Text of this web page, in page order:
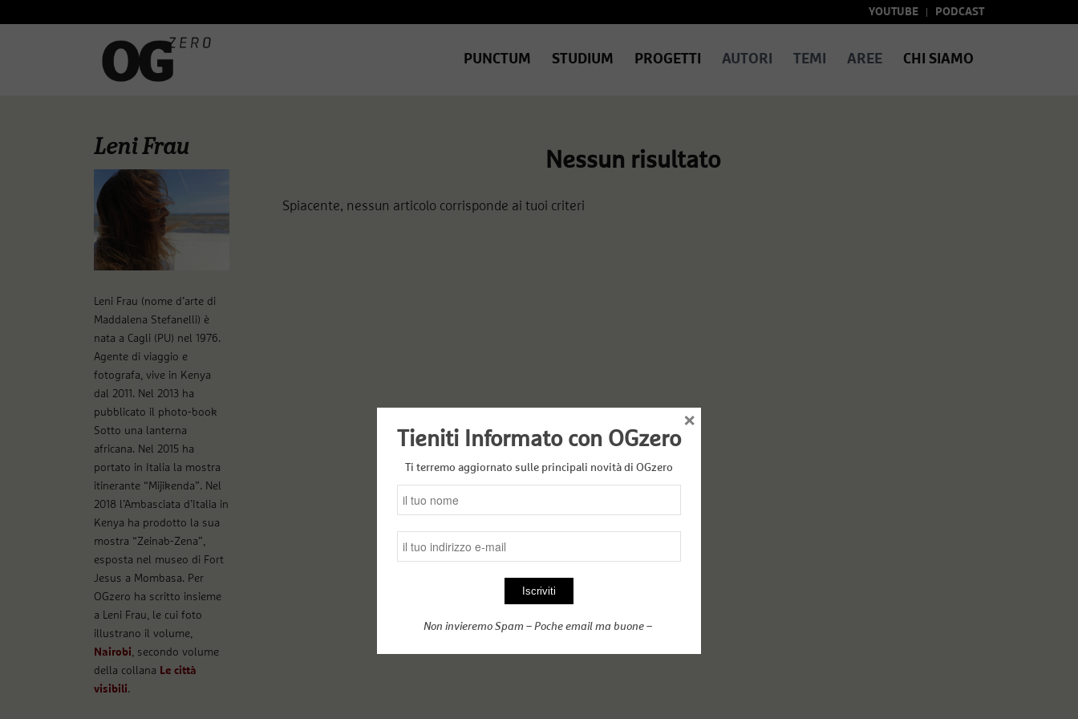
YOUTUBE PODCAST
PUNCTUM STUDIUM PROGETTI AUTORI TEMI AREE CHI SIAMO
Leni Frau
Leni Frau (nome d’arte di
Maddalena Stefanelli) è
nata a Cagli (PU) nel 1976.
Agente di viaggio e
fotografa, vive in Kenya
dal 2011. Nel 2013 ha
pubblicato il photo-book
Sotto una lanterna
africana. Nel 2015 ha
portato in Italia la mostra
itinerante “Mijikenda”. Nel
2018 l’Ambasciata d’Italia in
Kenya ha prodotto la sua
mostra “Zeinab-Zena”,
esposta nel museo di Fort
Jesus a Mombasa. Per
OGzero ha scritto insieme
a Leni Frau, le cui foto
illustrano il volume,
Nairobi, secondo volume
della collana Le città
visibili.
Nessun risultato
Spiacente, nessun articolo corrisponde ai tuoi criteri
Tieniti Informato con OGzero
Ti terremo aggiornato sulle principali novità di OGzero
Non invieremo Spam – Poche email ma buone –
×